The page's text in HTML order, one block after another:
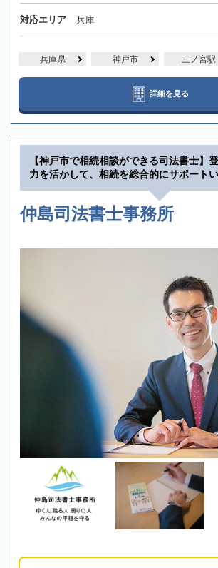
対応エリア 兵庫
兵庫県 神戸市 三ノ宮駅
詳細を見る
【神戸市で相続相談ができる司法書士】
力を活かして、相続を総合的にサポート
仲島司法書士事務所